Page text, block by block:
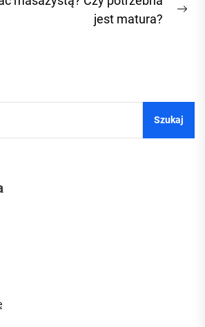
jest matura?
Szukaj